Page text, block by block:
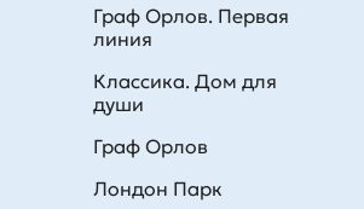
Граф Орлов. Первая
линия
Классика. Дом для
души
Граф Орлов
Лондон Парк